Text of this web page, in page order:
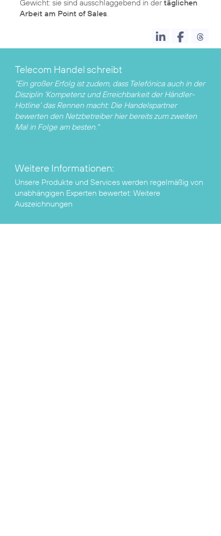
Gewicht: sie sind ausschlaggebend in dertäglichen
Arbeit am Point of Sales
Telecom Handel schreibt
"Ein großer Erfolg ist zudem, dass Telefónica auch in der
Disziplin 'Kompetenz und Erreichbarkeit der Händler-
Hotline' das Rennen macht: Die Handelspartner
bewerten den Netzbetreiber hier bereits zum zweiten
Mal in Folge am besten."
Weitere Informationen:
Unsere Produkte und Services werden regelmäßig von
unabhängigen Experten bewertet: Weitere
Auszeichnungen